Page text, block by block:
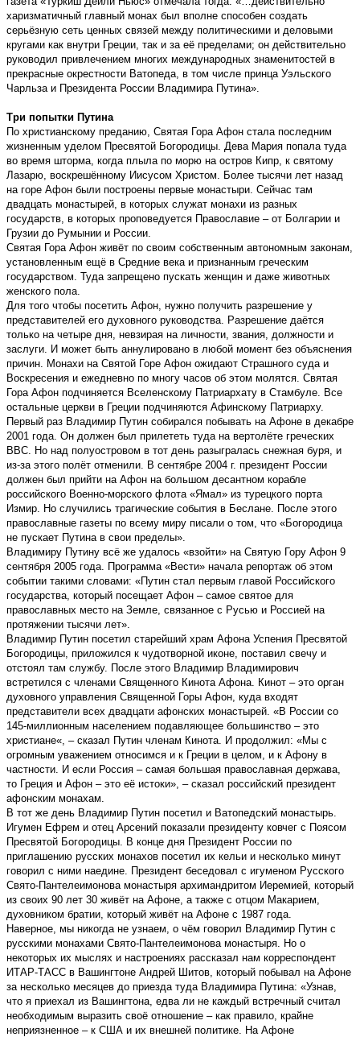
харизматичный главный монах был вполне способен создать
серьёзную сеть ценных связей между политическими и деловыми
кругами как внутри Греции, так и за её пределами; он действительно
руководил привлечением многих международных знаменитостей в
прекрасные окрестности Ватопеда, в том числе принца Уэльского
Чарльза и Президента России Владимира Путина».
Три попытки Путина
По христианскому преданию, Святая Гора Афон стала последним
жизненным уделом Пресвятой Богородицы. Дева Мария попала туда
во время шторма, когда плыла по морю на остров Кипр, к святому
Лазарю, воскрешённому Иисусом Христом. Более тысячи лет назад
на горе Афон были построены первые монастыри. Сейчас там
двадцать монастырей, в которых служат монахи из разных
государств, в которых проповедуется Православие – от Болгарии и
Грузии до Румынии и России.
Святая Гора Афон живёт по своим собственным автономным законам,
установленным ещё в Средние века и признанным греческим
государством. Туда запрещено пускать женщин и даже животных
женского пола.
Для того чтобы посетить Афон, нужно получить разрешение у
представителей его духовного руководства. Разрешение даётся
только на четыре дня, невзирая на личности, звания, должности и
заслуги. И может быть аннулировано в любой момент без объяснения
причин. Монахи на Святой Горе Афон ожидают Страшного суда и
Воскресения и ежедневно по многу часов об этом молятся. Святая
Гора Афон подчиняется Вселенскому Патриархату в Стамбуле. Все
остальные церкви в Греции подчиняются Афинскому Патриарху.
Первый раз Владимир Путин собирался побывать на Афоне в декабре
2001 года. Он должен был прилететь туда на вертолёте греческих
ВВС. Но над полуостровом в тот день разыгралась снежная буря, и
из-за этого полёт отменили. В сентябре 2004 г. президент России
должен был прийти на Афон на большом десантном корабле
российского Военно-морского флота «Ямал» из турецкого порта
Измир. Но случились трагические события в Беслане. После этого
православные газеты по всему миру писали о том, что «Богородица
не пускает Путина в свои пределы».
Владимиру Путину всё же удалось «взойти» на Святую Гору Афон 9
сентября 2005 года. Программа «Вести» начала репортаж об этом
событии такими словами: «Путин стал первым главой Российского
государства, который посещает Афон – самое святое для
православных место на Земле, связанное с Русью и Россией на
протяжении тысячи лет».
Владимир Путин посетил старейший храм Афона Успения Пресвятой
Богородицы, приложился к чудотворной иконе, поставил свечу и
отстоял там службу. После этого Владимир Владимирович
встретился с членами Священного Кинота Афона. Кинот – это орган
духовного управления Священной Горы Афон, куда входят
представители всех двадцати афонских монастырей. «В России со
145-миллионным населением подавляющее большинство – это
христиане«, – сказал Путин членам Кинота. И продолжил: «Мы с
огромным уважением относимся и к Греции в целом, и к Афону в
частности. И если Россия – самая большая православная держава,
то Греция и Афон – это её истоки», – сказал российский президент
афонским монахам.
В тот же день Владимир Путин посетил и Ватопедский монастырь.
Игумен Ефрем и отец Арсений показали президенту ковчег с Поясом
Пресвятой Богородицы. В конце дня Президент России по
приглашению русских монахов посетил их кельи и несколько минут
говорил с ними наедине. Президент беседовал с игуменом Русского
Свято-Пантелеимонова монастыря архимандритом Иеремией, который
из своих 90 лет 30 живёт на Афоне, а также с отцом Макарием,
духовником братии, который живёт на Афоне с 1987 года.
Наверное, мы никогда не узнаем, о чём говорил Владимир Путин с
русскими монахами Свято-Пантелеимонова монастыря. Но о
некоторых их мыслях и настроениях рассказал нам корреспондент
ИТАР-ТАСС в Вашингтоне Андрей Шитов, который побывал на Афоне
за несколько месяцев до приезда туда Владимира Путина: «Узнав,
что я приехал из Вашингтона, едва ли не каждый встречный считал
необходимым выразить своё отношение – как правило, крайне
неприязненное – к США и их внешней политике. На Афоне